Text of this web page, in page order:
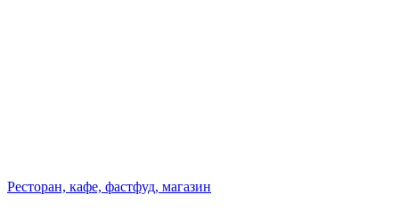
Ресторан, кафе, фастфуд, магазин